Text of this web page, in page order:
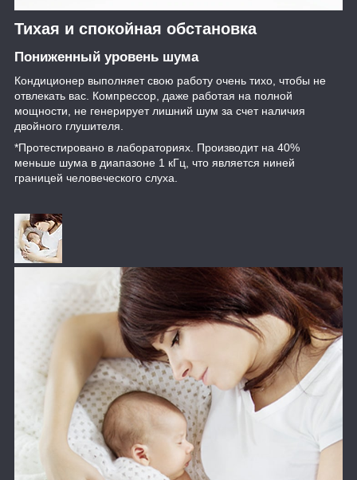
Тихая и спокойная обстановка
Пониженный уровень шума
Кондиционер выполняет свою работу очень тихо, чтобы не
отвлекать вас. Компрессор, даже работая на полной
мощности, не генерирует лишний шум за счет наличия
двойного глушителя.
*Протестировано в лабораториях. Производит на 40%
меньше шума в диапазоне 1 кГц, что является ниней
границей человеческого слуха.